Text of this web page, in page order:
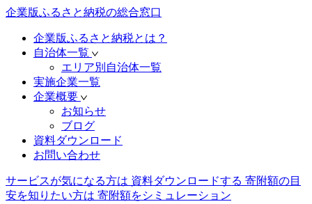
企業版ふるさと納税の総合窓口
企業版ふるさと納税とは？
自治体一覧
エリア別自治体一覧
実施企業一覧
企業概要
お知らせ
ブログ
資料ダウンロード
お問い合わせ
サービスが気になる方は 資料ダウンロードする 寄附額の目
安を知りたい方は 寄附額をシミュレーション